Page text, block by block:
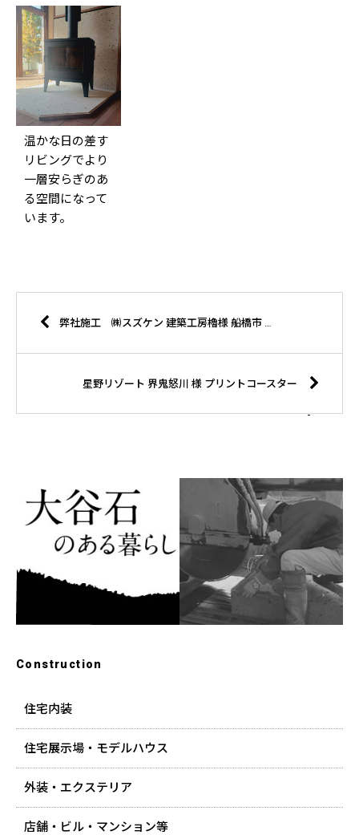
温かな日の差す
リビングでより
一層安らぎのあ
る空間になって
います。
弊社施工 ㈱スズケン 建築工房櫓様 船橋市 オープンハウス
星野リゾート 界鬼怒川 様 プリントコースター
Construction
住宅内装
住宅展示場・モデルハウス
外装・エクステリア
店舗・ビル・マンション等